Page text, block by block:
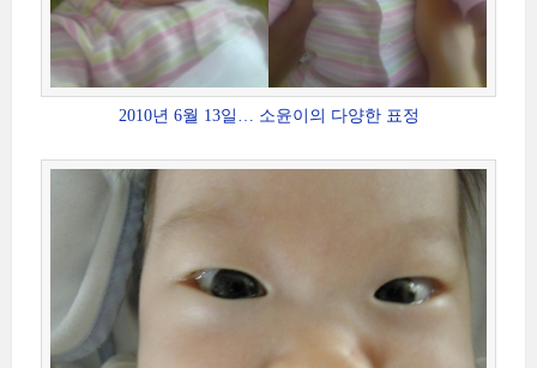
2010년 6월 13일… 소윤이의 다양한 표정